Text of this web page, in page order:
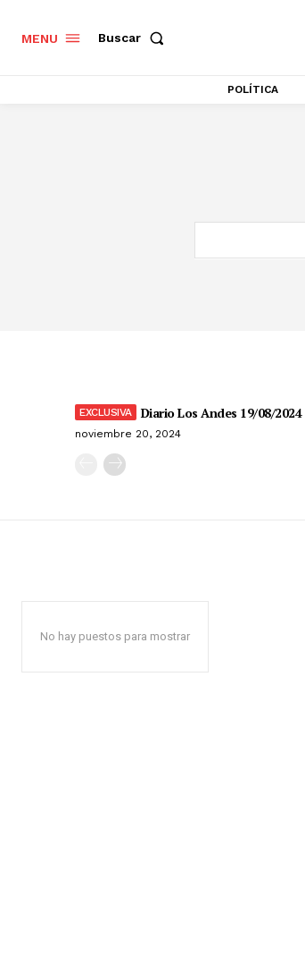
MENU Buscar
POLÍTICA
Diario Los Andes 19/08/2024
noviembre 20, 2024
No hay puestos para mostrar